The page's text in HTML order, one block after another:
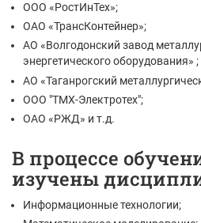
ООО «РостИнТех»;
ОАО «ТрансКонтейнер»;
АО «Волгодонский завод
энергетического оборудования» ;
АО «Таганрогский
ООО "ТМХ-Электротех";
ОАО «РЖД» и т.д.
В процессе
изучены
Информационные технологии;